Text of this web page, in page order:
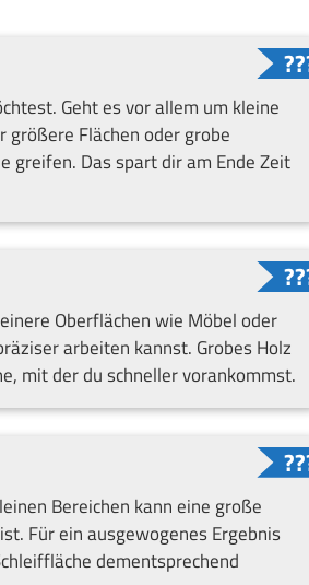
Geht es vor allem um kleine
größere Flächen oder grobe
greifen. Das spart dir am Ende Zeit
Oberflächen wie Möbel oder
arbeiten kannst. Grobes Holz
mit der du schneller vorankommst.
Bereichen kann eine große
Für ein ausgewogenes Ergebnis
dementsprechend